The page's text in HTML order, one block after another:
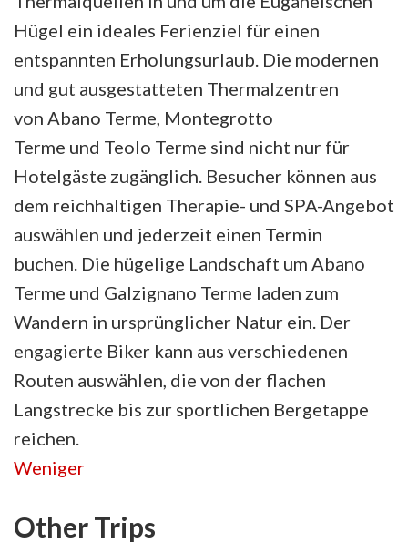
Hügel ein ideales Ferienziel für einen
entspannten Erholungsurlaub. Die modernen
und gut ausgestatteten Thermalzentren
von Abano Terme, Montegrotto
Terme und Teolo Terme sind nicht nur für
Hotelgäste zugänglich. Besucher können aus
dem reichhaltigen Therapie- und SPA-Angebot
auswählen und jederzeit einen Termin
buchen. Die hügelige Landschaft um Abano
Terme und Galzignano Terme laden zum
Wandern in ursprünglicher Natur ein. Der
engagierte Biker kann aus verschiedenen
Routen auswählen, die von der flachen
Langstrecke bis zur sportlichen Bergetappe
reichen.
Weniger
Other Trips